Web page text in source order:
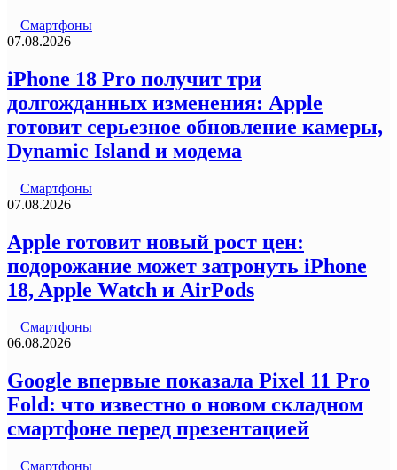
Смартфоны
07.08.2026
iPhone 18 Pro получит три
долгожданных изменения: Apple
готовит серьезное обновление камеры,
Dynamic Island и модема
Смартфоны
07.08.2026
Apple готовит новый рост цен:
подорожание может затронуть iPhone
18, Apple Watch и AirPods
Смартфоны
06.08.2026
Google впервые показала Pixel 11 Pro
Fold: что известно о новом складном
смартфоне перед презентацией
Смартфоны